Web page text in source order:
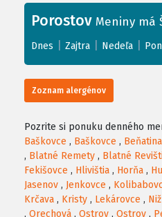
+
−
Porostov Meniny má
Dnes Zajtra Nedeľa
Zoznam alergénov
Pozrite si ponuku denného
Baškovce , Baškovce , Beňatina
, Blatné Remety , Blatné
Fekišovce , Hlivištia , Horňa ,
Jasenov , Jenkovce ,
Krčava , Kristy , Lekárovce ,
, Orechová , Ostrov , Ostrov ,